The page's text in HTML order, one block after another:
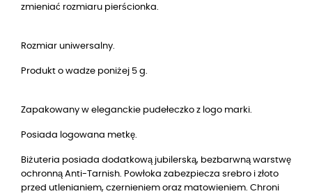
zmieniać rozmiaru pierścionka.
Rozmiar uniwersalny.
Produkt o wadze poniżej 5 g.
Zapakowany w eleganckie pudełeczko z logo marki.
Posiada logowana metkę.
Biżuteria posiada dodatkową jubilerską, bezbarwną warstwę
ochronną Anti-Tarnish. Powłoka zabezpiecza srebro i złoto
przed utlenianiem, czernieniem oraz matowieniem. Chroni